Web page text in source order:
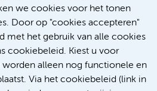
we cookies voor het tonen
Door op "cookies accepteren"
met het gebruik van alle cookies
cookiebeleid. Kiest u voor
worden alleen nog functionele en
Via het cookiebeleid (link in
Meer